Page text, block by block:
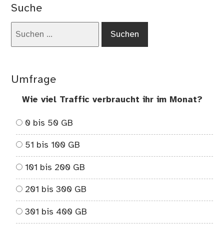
Suche
Umfrage
Wie viel Traffic verbraucht ihr im Monat?
0 bis 50 GB
51 bis 100 GB
101 bis 200 GB
201 bis 300 GB
301 bis 400 GB